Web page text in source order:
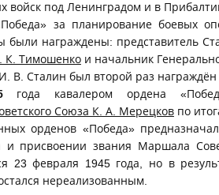
войск под Ленинградом и в
за планирование боевых
были награждены: представитель
К. Тимошенкои начальник
В. Сталин был второй раз
года кавалером ордена
Союза К. А. Мерецковпо
орденов «Победа»
и присвоении звания Маршала
23 февраля 1945 года, но в
нереализованным.